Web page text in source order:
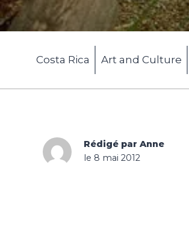
Costa Rica Art and Culture
Rédigé par Anne
le 8 mai 2012